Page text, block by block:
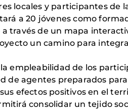
locales y participantes de
a 20 jóvenes como
través de un mapa
un camino para
empleabilidad de los
de agentes preparados
efectos positivos en el
consolidar un tejido